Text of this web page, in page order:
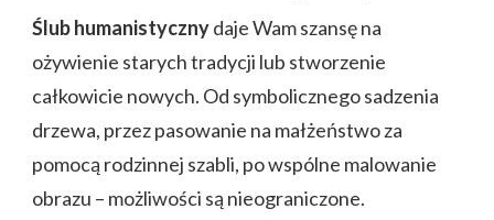
Ślub humanistycznydaje Wam szansę na
ożywienie starych tradycji lub stworzenie
całkowicie nowych. Od symbolicznego sadzenia
drzewa, przez pasowanie na małżeństwo za
pomocą rodzinnej szabli, po wspólne malowanie
obrazu – możliwości są nieograniczone.